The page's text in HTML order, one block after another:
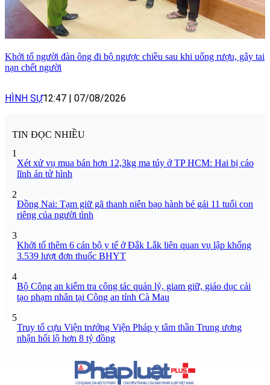
Khởi tố người đàn ông đi bộ ngược chiều sau khi uống rượu, gây tai
nạn chết người
HÌNH SỰ12:47 | 07/08/2026
TIN ĐỌC NHIỀU
1
Xét xử vụ mua bán hơn 12,3kg ma túy ở TP HCM: Hai bị cáo
lĩnh án tử hình
2
Đồng Nai: Tạm giữ gã thanh niên bạo hành bé gái 11 tuổi con
riêng của người tình
3
Khởi tố thêm 6 cán bộ y tế ở Đắk Lắk liên quan vụ lập khống
3.539 lượt đơn thuốc BHYT
4
Bộ Công an kiểm tra công tác quản lý, giam giữ, giáo dục cải
tạo phạm nhân tại Công an tỉnh Cà Mau
5
Truy tố cựu Viện trưởng Viện Pháp y tâm thần Trung ương
nhận hối lộ hơn 8 tỷ đồng